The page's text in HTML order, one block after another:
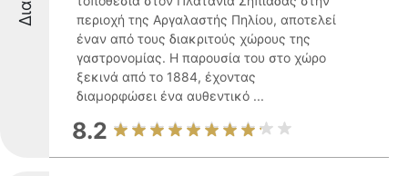
περιοχή της Αργαλαστής Πηλίου, αποτελεί
έναν από τους διακριτούς χώρους της
γαστρονομίας. Η παρουσία του στο χώρο
ξεκινά από το 1884, έχοντας
διαμορφώσει ένα αυθεντικό ...
8.2